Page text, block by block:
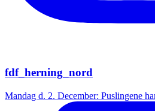
fdf_herning_nord
Mandag d. 2. December: Puslingene